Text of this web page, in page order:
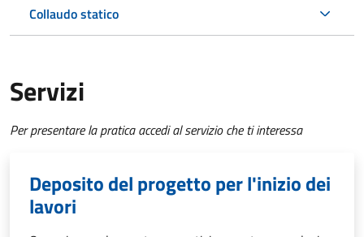
Collaudo statico
Servizi
Per presentare la pratica accedi al servizio che ti interessa
Deposito del progetto per l'inizio dei
lavori